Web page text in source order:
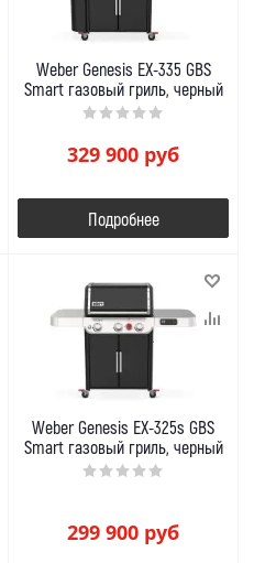
Weber Genesis EX-335 GBS
Smart газовый гриль, черный
329 900 руб
Подробнее
Weber Genesis EX-325s GBS
Smart газовый гриль, черный
299 900 руб